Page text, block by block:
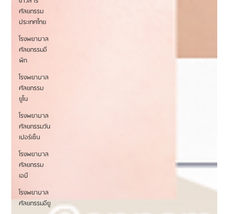
ศัลยกรรม
ประเทศไทย
โรงพยาบาล
ศัลยกรรมอี
พิก
โรงพยาบาล
ศัลยกรรม
ยูโน
โรงพยาบาล
ศัลยกรรมวัน
เปอร์เซ็น
โรงพยาบาล
ศัลยกรรม
เอบี
โรงพยาบาล
ศัลยกรรมอียู